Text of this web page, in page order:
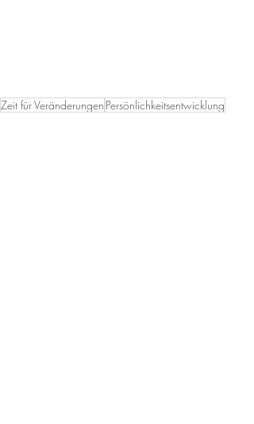
Zeit für Veränderungen Persönlichkeitsentwicklung